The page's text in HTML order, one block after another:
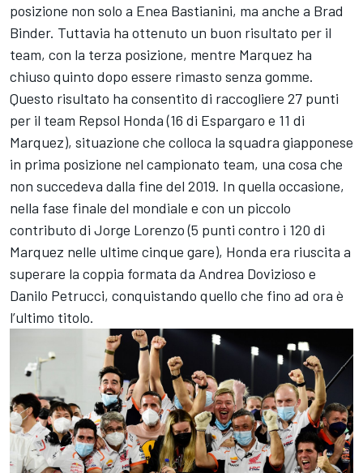
posizione non solo a Enea Bastianini, ma anche a Brad
Binder. Tuttavia ha ottenuto un buon risultato per il
team, con la terza posizione, mentre Marquez ha
chiuso quinto dopo essere rimasto senza gomme.
Questo risultato ha consentito di raccogliere 27 punti
per il team Repsol Honda (16 di Espargaro e 11 di
Marquez), situazione che colloca la squadra giapponese
in prima posizione nel campionato team, una cosa che
non succedeva dalla fine del 2019. In quella occasione,
nella fase finale del mondiale e con un piccolo
contributo di Jorge Lorenzo(5 punti contro i 120 di
Marquez nelle ultime cinque gare), Honda era riuscita a
superare la coppia formata da Andrea Dovizioso e
Danilo Petrucci, conquistando quello che fino ad ora è
l’ultimo titolo.